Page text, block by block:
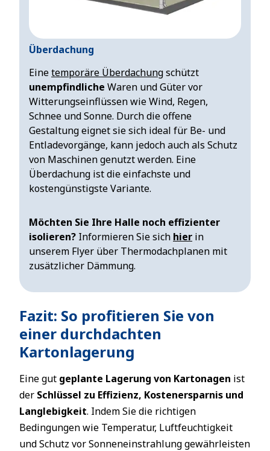
Überdachung
Einetemporäre Überdachungschützt
unempfindliche Waren und Güter vor
Witterungseinflüssen wie Wind, Regen,
Schnee und Sonne. Durch die offene
Gestaltung eignet sie sich ideal für Be- und
Entladevorgänge, kann jedoch auch als Schutz
von Maschinen genutzt werden. Eine
Überdachung ist die einfachste und
kostengünstigste Variante.
Möchten Sie Ihre Halle noch effizienter
isolieren? Informieren Sie sich hier in
unserem Flyer über Thermodachplanen mit
zusätzlicher Dämmung.
Fazit: So profitieren Sie von
einer durchdachten
Kartonlagerung
Eine gut geplante Lagerung von Kartonagen ist
der Schlüssel zu Effizienz, Kostenersparnis und
Langlebigkeit. Indem Sie die richtigen
Bedingungen wie Temperatur, Luftfeuchtigkeit
und Schutz vor Sonneneinstrahlung gewährleisten